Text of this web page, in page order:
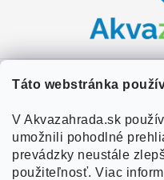
Táto webstránka
V Akvazahrada.sk
umožnili pohodlné
prevádzky neustále
použiteľnosť. Viac
e
Zákaznícky servis
Doprava a platba
Obchodné podmienky
Užitočné informácie
O nás
Overené zákazníkmi